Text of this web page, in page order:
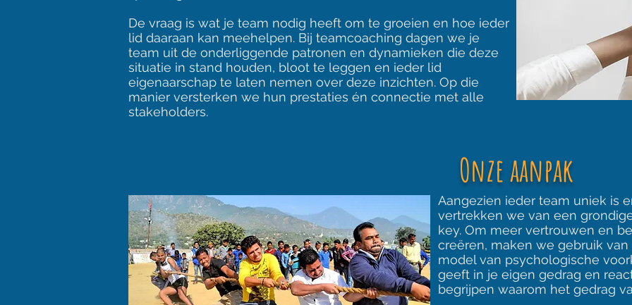
De vraag is wat je team nodig heeft om te groeien en hoe ieder
lid daaraan kan meehelpen. Bij teamcoaching dagen we je
team uit de onderliggende patronen en dynamieken die deze
situatie in stand houden, bloot te leggen en ieder lid
eigenaarschap te laten nemen over deze inzichten. Op die
manier versterken we hun prestaties én connectie met alle
stakeholders.
Onze aanpak
Aangezien ieder team uniek is
vertrekken we van een
key. Om meer vertrouwen en
creëren, maken we gebruik
model van psychologische
geeft in je eigen gedrag en
begrijpen waarom het gedrag